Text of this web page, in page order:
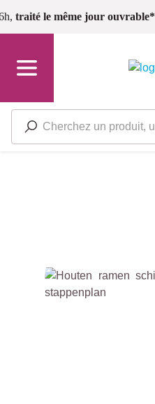
Passer au contenu principal
traité le même jour ouvrable*